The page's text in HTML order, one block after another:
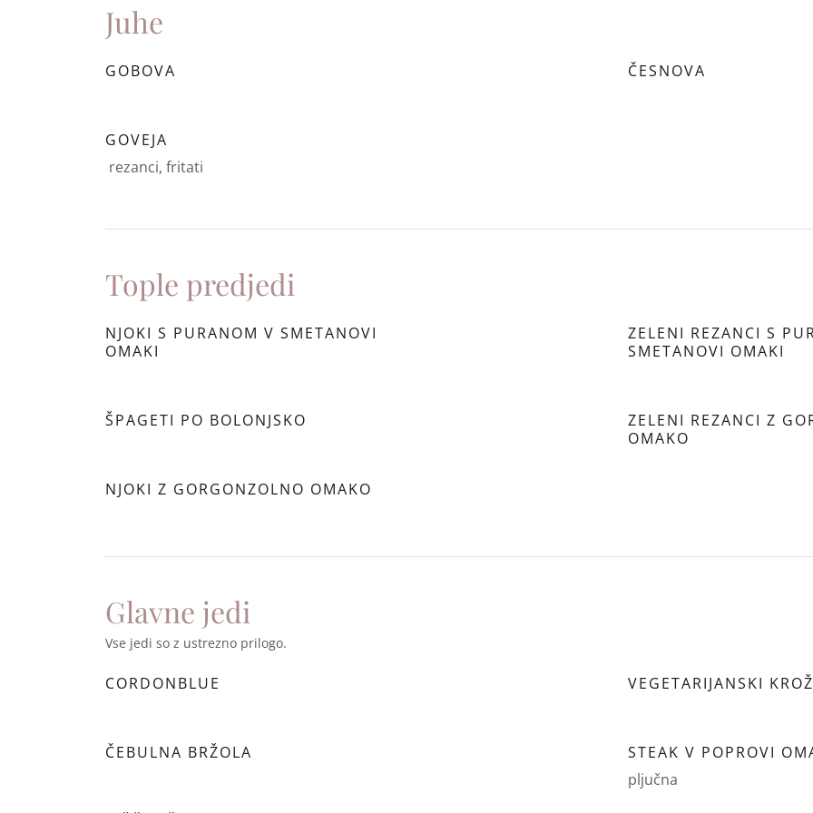
Juhe
GOBOVA
GOVEJA
rezanci, fritati
ČESNOVA
Tople predjedi
NJOKI S PURANOM V SMETANOVI
OMAKI
ŠPAGETI PO BOLONJSKO
NJOKI Z GORGONZOLNO OMAKO
ZELENI REZANCI S
SMETANOVI OMAKI
ZELENI REZANCI Z
OMAKO
Glavne jedi
Vse jedi so z ustrezno prilogo.
CORDONBLUE
ČEBULNA BRŽOLA
VEGETARIJANSKI
STEAK V POPROVI
pljučna